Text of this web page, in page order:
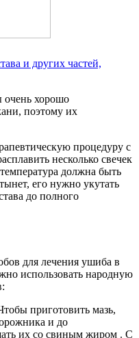
и других частей,
очень хорошо
поэтому их
процедуру с
несколько свечек
должна быть
его нужно укутать
до полного
для лечения ушиба в
использовать народную
приготовить мазь,
и до
их со свиным жиром . С